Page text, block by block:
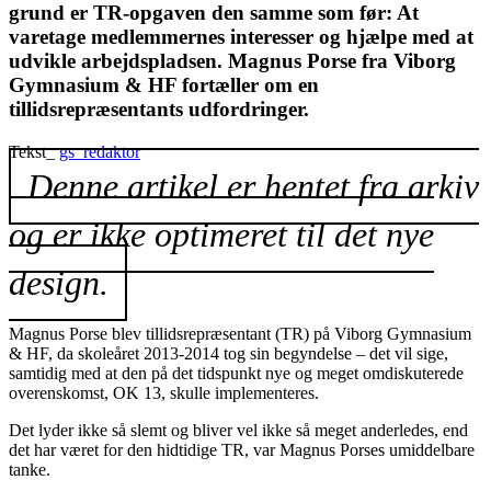
grund er TR-opgaven den samme som før: At
varetage medlemmernes interesser og hjælpe med at
udvikle arbejdspladsen. Magnus Porse fra Viborg
Gymnasium & HF fortæller om en
tillidsrepræsentants udfordringer.
Tekst_gs_redaktor
Denne artikel er hentet fra arkiv
og er ikke optimeret til det nye
design.
Magnus Porse blev tillidsrepræsentant (TR) på Viborg Gymnasium
& HF, da skoleåret 2013-2014 tog sin begyndelse – det vil sige,
samtidig med at den på det tidspunkt nye og meget omdiskuterede
overenskomst, OK 13, skulle implementeres.
Det lyder ikke så slemt og bliver vel ikke så meget anderledes, end
det har været for den hidtidige TR, var Magnus Porses umiddelbare
tanke.